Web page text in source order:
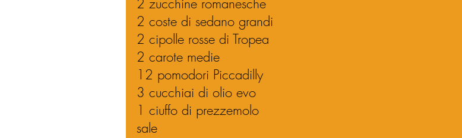
2 zucchine romanesche
2 coste di sedano grandi
2 cipolle rosse di Tropea
2 carote medie
12 pomodori Piccadilly
3 cucchiai di olio evo
1 ciuffo di prezzemolo
sale